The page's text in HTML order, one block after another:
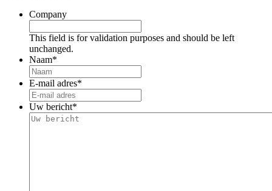
Company
This field is for validation purposes and should be left
unchanged.
Naam*
E-mail adres*
Uw bericht*